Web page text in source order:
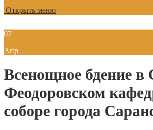
Открыть меню
07
Апр
Всенощное бдение в
Феодоровском
соборе города